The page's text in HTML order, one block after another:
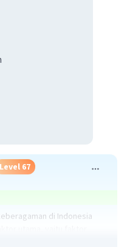
Level 67
di Indonesia